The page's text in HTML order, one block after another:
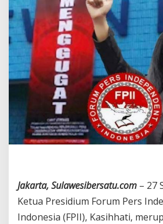
n
P
e
r
a
m
p
a
s
a
n
d
a
n
e
a
s
Jakarta, Sulawesibersatu.com – 27
Ketua Presidium Forum Pers
Indonesia (FPII), Kasihhati,